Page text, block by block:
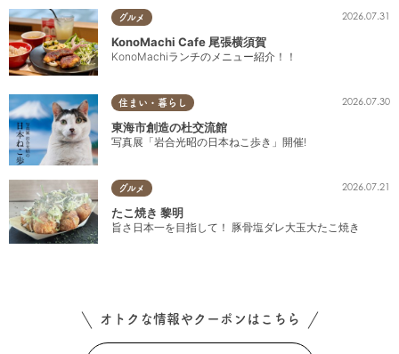
グルメ 2026.07.31
KonoMachi Cafe 尾張横須賀
KonoMachiランチのメニュー紹介！！
住まい・暮らし 2026.07.30
東海市創造の杜交流館
写真展「岩合光昭の日本ねこ歩き」開催!
グルメ 2026.07.21
たこ焼き 黎明
旨さ日本一を目指して！ 豚骨塩ダレ大玉大たこ焼き
オトクな情報やクーポンはこちら